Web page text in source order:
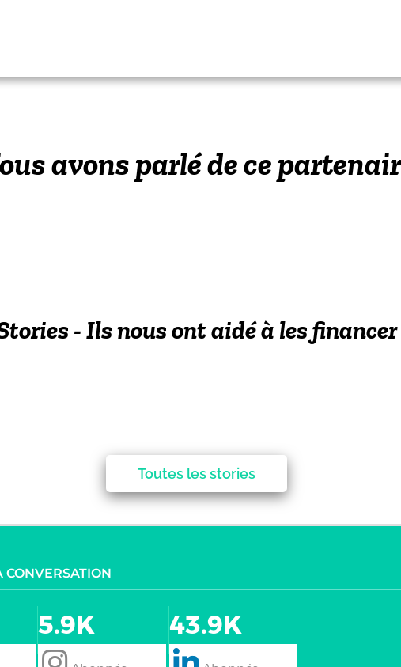
avons parlé de ce
- Ils nous ont aidé à les financer
Toutes les stories
CONVERSATION
5.9K 43.9K